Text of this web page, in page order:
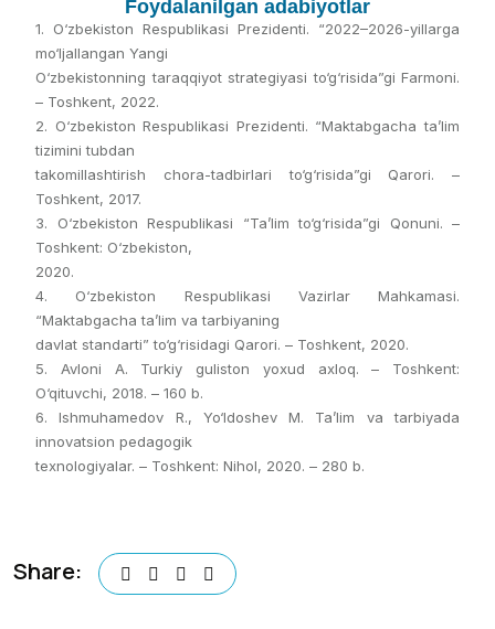
Foydalanilgan adabiyotlar
1. O‘zbekiston Respublikasi Prezidenti. “2022–2026-yillarga
mo‘ljallangan Yangi
O‘zbekistonning taraqqiyot strategiyasi to‘g‘risida”gi Farmoni.
– Toshkent, 2022.
2. O‘zbekiston Respublikasi Prezidenti. “Maktabgacha ta’lim
tizimini tubdan
takomillashtirish chora-tadbirlari to‘g‘risida”gi Qarori. –
Toshkent, 2017.
3. O‘zbekiston Respublikasi “Ta’lim to‘g‘risida”gi Qonuni. –
Toshkent: O‘zbekiston,
2020.
4. O‘zbekiston Respublikasi Vazirlar Mahkamasi.
“Maktabgacha ta’lim va tarbiyaning
davlat standarti” to‘g‘risidagi Qarori. – Toshkent, 2020.
5. Avloni A. Turkiy guliston yoxud axloq. – Toshkent:
O‘qituvchi, 2018. – 160 b.
6. Ishmuhamedov R., Yo‘ldoshev M. Ta’lim va tarbiyada
innovatsion pedagogik
texnologiyalar. – Toshkent: Nihol, 2020. – 280 b.
Share: